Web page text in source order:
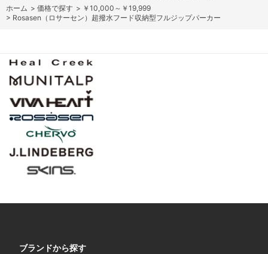
ホーム > 価格で探す > ￥10,000～￥19,999
> Rosasen（ロサーセン）超撥水フード収納型フルジップパーカー
ブランドから探す